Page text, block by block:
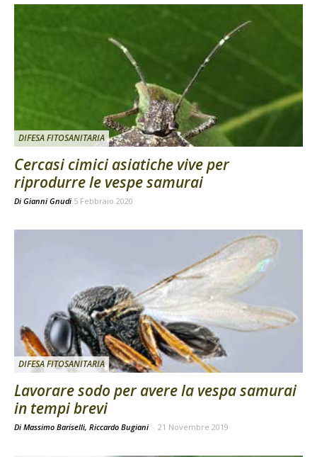
DIFESA FITOSANITARIA
Cercasi cimici asiatiche vive per
riprodurre le vespe samurai
Di Gianni Gnudi 5 Febbraio 2020
DIFESA FITOSANITARIA
Lavorare sodo per avere la vespa samurai
in tempi brevi
Di Massimo Bariselli, Riccardo Bugiani - 21 Novembre 2019